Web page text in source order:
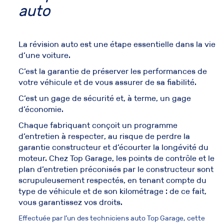
auto
La révision auto est une étape essentielle dans la vie
d’une voiture.
C’est lagarantie de préserver les performances de
votre véhicule et de vous assurer de sa fiabilité.
C’est un gage de sécurité et, à terme, un gage
d’économie.
Chaque fabriquant conçoit un programme
d’entretien à respecter, au risque de perdre la
garantie constructeur et d’écourter la longévité du
moteur. Chez Top Garage, les points de contrôle et le
plan d’entretien préconisés par le constructeur sont
scrupuleusement respectés, en tenant compte du
type de véhicule et de son kilométrage : de ce fait,
vous garantissez vos droits.
Effectuée par l’un destechniciens autoTop Garage, cette